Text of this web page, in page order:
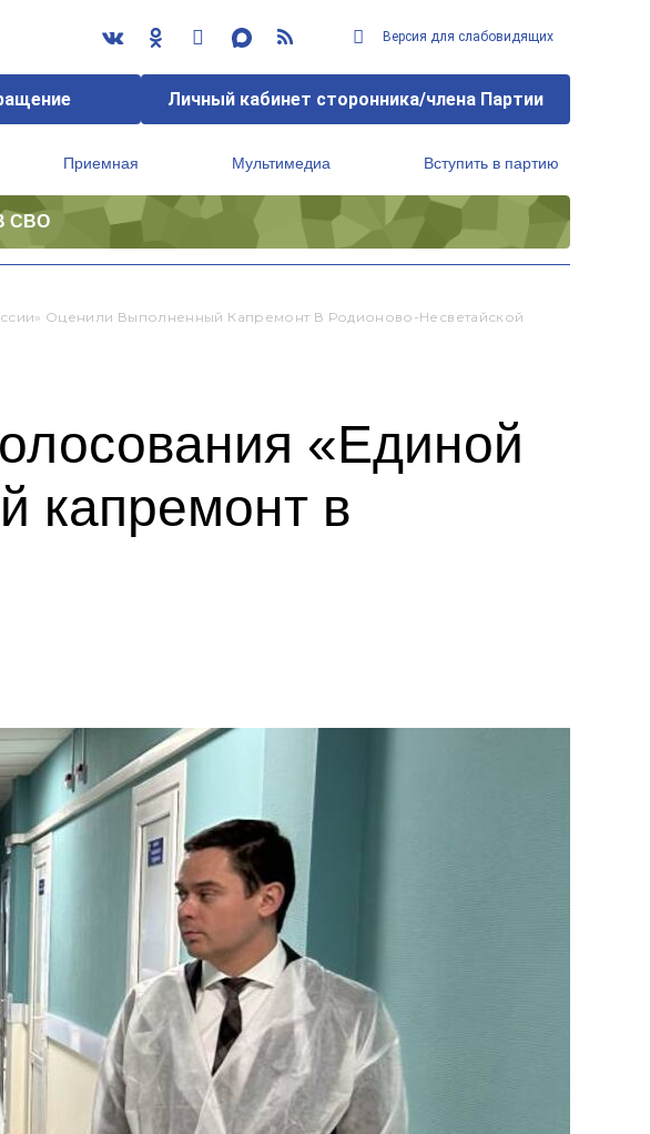
Версия для слабовидящих
Личный кабинет сторонника/члена Партии
Приемная Мультимедиа Вступить в партию
СВО
Оценили Выполненный Капремонт В Родионово-Несветайской
«Единой
капремонт в